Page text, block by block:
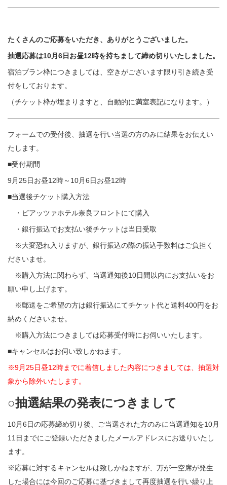
たくさんのご応募をいただき、ありがとうございました。
抽選応募は10月6日お昼12時を持ちまして締め切りいたしました。
宿泊プラン枠につきましては、空きがございます限り引き続き受
付をしております。
（チケット枠が埋まりますと、自動的に満室表記になります。）
フォームでの受付後、抽選を行い当選の方のみに結果をお伝えい
たします。
■受付期間
9月25日お昼12時～10月6日お昼12時
■当選後チケット購入方法
・ピアッツァホテル奈良フロントにて購入
・銀行振込でお支払い後チケットは当日受取
※大変恐れ入りますが、銀行振込の際の振込手数料はご負担く
ださいませ。
※購入方法に関わらず、当選通知後10日間以内にお支払いをお
願い申し上げます。
※郵送をご希望の方は銀行振込にてチケット代と送料400円をお
納めくださいませ。
※購入方法につきましては応募受付時にお伺いいたします。
■キャンセルはお伺い致しかねます。
※9月25日昼12時までに着信しました内容につきましては、抽選対
象から除外いたします。
○抽選結果の発表につきまして
10月6日の応募締め切り後、ご当選された方のみに当選通知を10月
11日までにご登録いただきましたメールアドレスにお送りいたし
ます。
※応募に対するキャンセルは致しかねますが、万が一空席が発生
した場合には今回のご応募に基づきまして再度抽選を行い繰り上